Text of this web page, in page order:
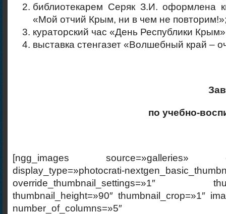
библиотекарем Серяк З.И. оформлена
«Мой отчий Крым, ни в чем не
кураторский час «День Республики
выставка стенгазет «Волшебный край –
по учебно-
[ngg_images source=»galleries»
display_type=»photocrati-
override_thumbnail_settings=»1″
thumbnail_height=»90″ thumbnail_crop=»1″
number_of_columns=»5″